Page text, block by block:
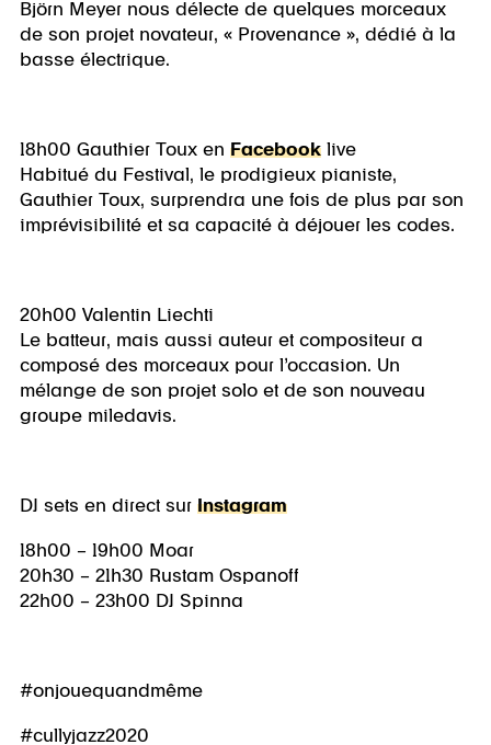
Björn Meyer nous délecte de quelques morceaux
de son projet novateur, « Provenance », dédié à la
basse électrique.
18h00 Gauthier Toux en Facebook live
Habitué du Festival, le prodigieux pianiste,
Gauthier Toux, surprendra une fois de plus par son
imprévisibilité et sa capacité à déjouer les codes.
20h00 Valentin Liechti
Le batteur, mais aussi auteur et compositeur a
composé des morceaux pour l’occasion. Un
mélange de son projet solo et de son nouveau
groupe miledavis.
DJ sets en direct sur Instagram
18h00 – 19h00 Moar
20h30 – 21h30 Rustam Ospanoff
22h00 – 23h00 DJ Spinna
#onjouequandmême
#cullyjazz2020